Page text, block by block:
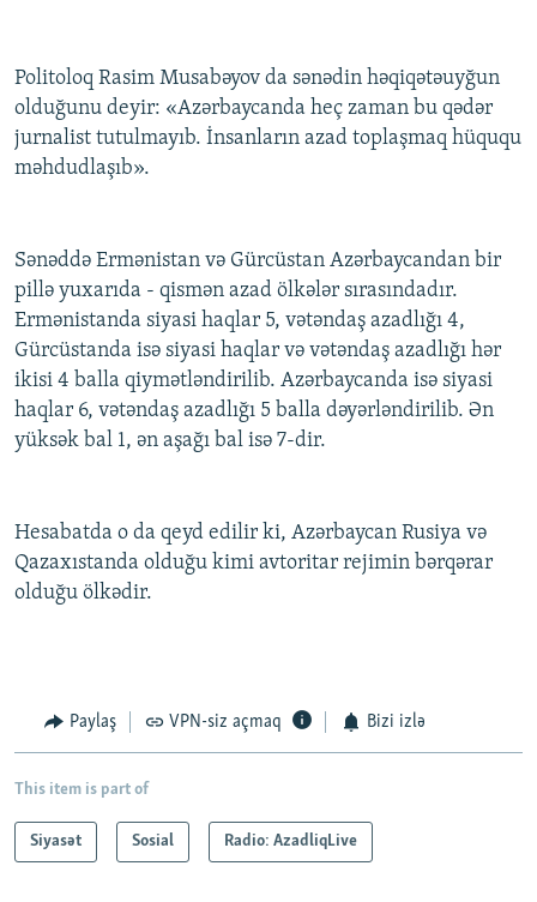
Politoloq Rasim Musabəyov da sənədin həqiqətəuyğun
olduğunu deyir: «Azərbaycanda heç zaman bu qədər
jurnalist tutulmayıb. İnsanların azad toplaşmaq hüququ
məhdudlaşıb».
Sənəddə Ermənistan və Gürcüstan Azərbaycandan bir
pillə yuxarıda - qismən azad ölkələr sırasındadır.
Ermənistanda siyasi haqlar 5, vətəndaş azadlığı 4,
Gürcüstanda isə siyasi haqlar və vətəndaş azadlığı hər
ikisi 4 balla qiymətləndirilib. Azərbaycanda isə siyasi
haqlar 6, vətəndaş azadlığı 5 balla dəyərləndirilib. Ən
yüksək bal 1, ən aşağı bal isə 7-dir.
Hesabatda o da qeyd edilir ki, Azərbaycan Rusiya və
Qazaxıstanda olduğu kimi avtoritar rejimin bərqərar
olduğu ölkədir.
Paylaş VPN-siz açmaq Bizi izlə
This item is part of
Siyasət Sosial Radio: AzadliqLive